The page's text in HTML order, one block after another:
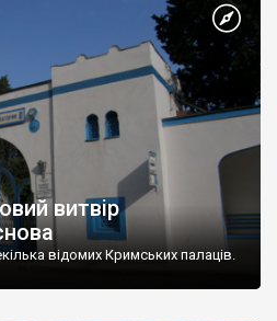
витвір
відомих Кримських палаців.